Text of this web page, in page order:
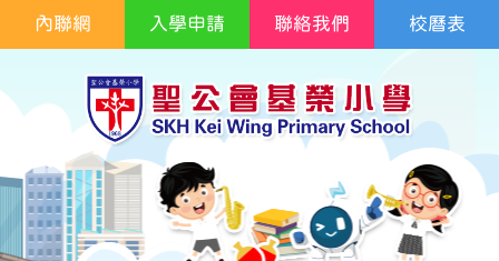
校曆表
內聯網 入學申請 聯絡我們